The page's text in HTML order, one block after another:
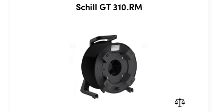
Schill GT 310.RM